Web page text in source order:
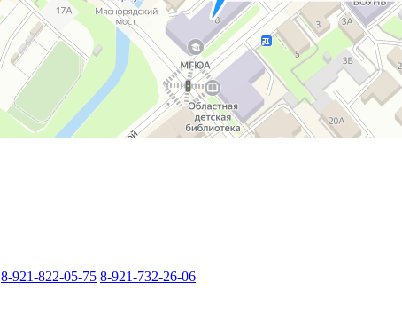
8-921-822-05-75 8-921-732-26-06